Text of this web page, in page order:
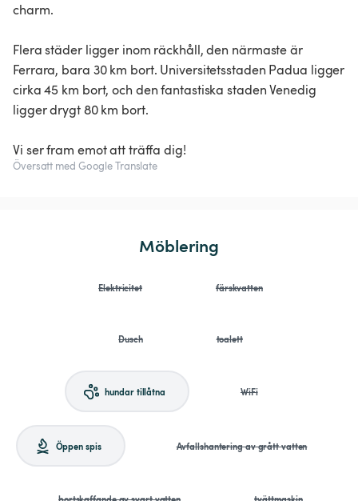
charm.
Flera städer ligger inom räckhåll, den närmaste är
Ferrara, bara 30 km bort. Universitetsstaden Padua ligger
cirka 45 km bort, och den fantastiska staden Venedig
ligger drygt 80 km bort.
Vi ser fram emot att träffa dig!
Översatt med Google Translate
Möblering
Elektricitet färskvatten
Dusch toalett
hundar tillåtna WiFi
Öppen spis Avfallshantering av grått vatten
bortskaffande av svart vatten tvättmaskin